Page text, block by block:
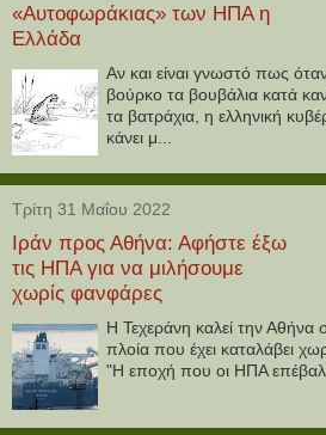
«Αυτοφωράκιας» των ΗΠΑ η
Ελλάδα
Αν και είναι γνωστό πως
βούρκο τα βουβάλια κατά
τα βατράχια, η ελληνική
κάνει μ...
Τρίτη 31 Μαΐου 2022
Ιράν προς Αθήνα: Αφήστε έξω
τις ΗΠΑ για να μιλήσουμε
χωρίς φανφάρες
Η Τεχεράνη καλεί την Αθήνα
πλοία που έχει καταλάβει
"Η εποχή που οι ΗΠΑ